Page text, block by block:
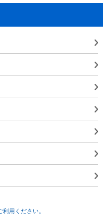
用ください。